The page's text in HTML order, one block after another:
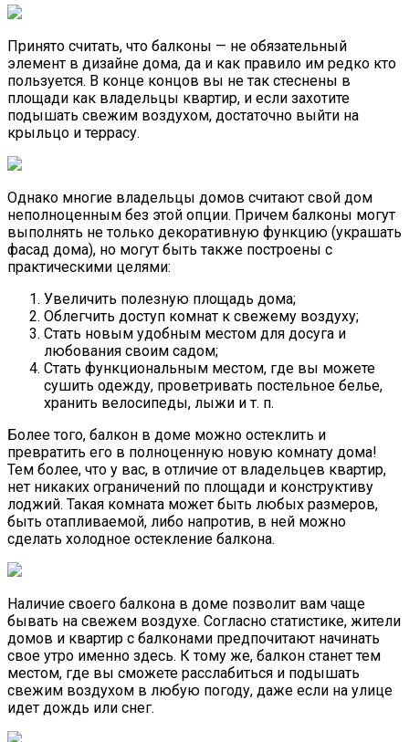
Принято считать, что балконы — не обязательный
элемент в дизайне дома, да и как правило им редко кто
пользуется. В конце концов вы не так стеснены в
площади как владельцы квартир, и если захотите
подышать свежим воздухом, достаточно выйти на
крыльцо и террасу.
Однако многие владельцы домов считают свой дом
неполноценным без этой опции. Причем балконы могут
выполнять не только декоративную функцию (украшать
фасад дома), но могут быть также построены с
практическими целями:
Увеличить полезную площадь дома;
Облегчить доступ комнат к свежему воздуху;
Стать новым удобным местом для досуга и
любования своим садом;
Стать функциональным местом, где вы можете
сушить одежду, проветривать постельное белье,
хранить велосипеды, лыжи и т. п.
Более того, балкон в доме можно остеклить и
превратить его в полноценную новую комнату дома!
Тем более, что у вас, в отличие от владельцев квартир,
нет никаких ограничений по площади и конструктиву
лоджий. Такая комната может быть любых размеров,
быть отапливаемой, либо напротив, в ней можно
сделать холодное остекление балкона.
Наличие своего балкона в доме позволит вам чаще
бывать на свежем воздухе. Согласно статистике, жители
домов и квартир с балконами предпочитают начинать
свое утро именно здесь. К тому же, балкон станет тем
местом, где вы сможете расслабиться и подышать
свежим воздухом в любую погоду, даже если на улице
идет дождь или снег.